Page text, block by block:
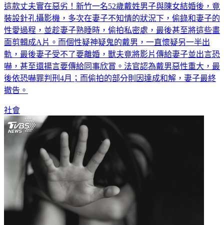
這款丈夫實在惡劣！新竹一名52歲戴姓男子與陳女結婚後，竟
裝設針孔攝影機，多次在妻子不知情的狀況下，偷錄和妻子的
性愛過程，並趁妻子熟睡時，偷拍私密處，最後甚至將這些畫
面剪輯成A片。而個性疑神疑鬼的戴男，一直懷疑另一半出
軌，最後妻子受不了要離婚，獸夫竟將影片傳給妻子並出言恐
嚇，甚至還揚言要傳給同事欣賞。法官認為戴男惡性重大，最
後依恐嚇罪判刑4月；而偷拍的部分則因達成和解，妻子最終
撤告。
社會